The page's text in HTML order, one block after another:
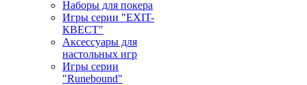
Наборы для покера
Игры серии "EXIT-
КВЕСТ"
Аксессуары для
настольных игр
Игры серии
"Runebound"